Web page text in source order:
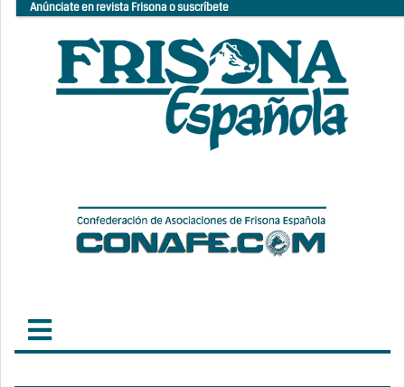
Anúnciate en revista Frisona o suscríbete